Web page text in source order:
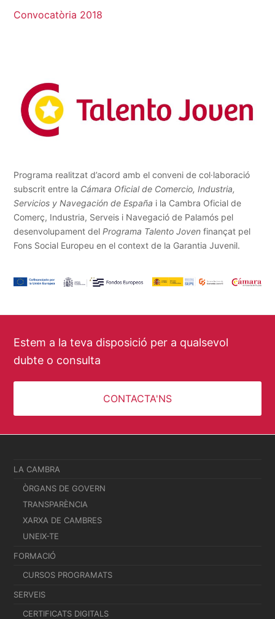
Convocatòria 2018
Programa realitzat d’acord amb el conveni de col·laboració
subscrit entre la Cámara Oficial de Comercio, Industria,
Servicios y Navegación de España i la Cambra Oficial de
Comerç, Industria, Serveis i Navegació de Palamós pel
desenvolupament delPrograma Talento Joven finançat pel
Fons Social Europeu en el context de la Garantia Juvenil.
Estem a la teva disposició per a qualsevol
dubte o consulta
CONTACTA'NS
LA CAMBRA
ÒRGANS DE GOVERN
TRANSPARÈNCIA
XARXA DE CAMBRES
UNEIX-TE
FORMACIÓ
CURSOS PROGRAMATS
SERVEIS
CERTIFICATS DIGITALS